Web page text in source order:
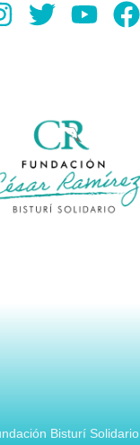
Bisturí Solidario